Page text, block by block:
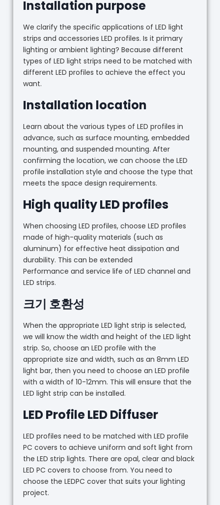
Installation purpose
We clarify the specific applications of LED light
strips and accessories LED profiles. Is it primary
lighting or ambient lighting? Because different
types of LED light strips need to be matched with
different LED profiles to achieve the effect you
want.
Installation location
Learn about the various types of LED profiles in
advance, such as surface mounting, embedded
mounting, and suspended mounting. After
confirming the location, we can choose the LED
profile installation style and choose the type that
meets the space design requirements.
High quality LED profiles
When choosing LED profiles, choose LED profiles
made of high-quality materials (such as
aluminum) for effective heat dissipation and
durability. This can be extended
Performance and service life of LED channel and
LED strips.
크기 호환성
When the appropriate LED light strip is selected,
we will know the width and height of the LED light
strip. So, choose an LED profile with the
appropriate size and width, such as an 8mm LED
light bar, then you need to choose an LED profile
with a width of 10-12mm. This will ensure that the
LED light strip can be installed.
LED Profile LED Diffuser
LED profiles need to be matched with LED profile
PC covers to achieve uniform and soft light from
the LED strip lights. There are opal, clear and black
LED PC covers to choose from. You need to
choose the LEDPC cover that suits your lighting
project.